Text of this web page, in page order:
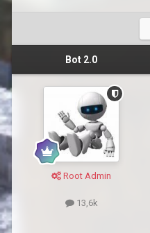
Bot 2.0
Root Admin
13,6k